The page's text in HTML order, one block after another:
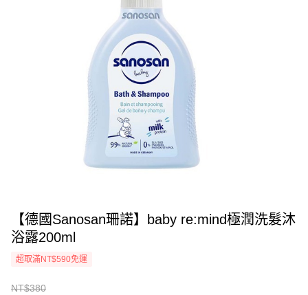
【德國Sanosan珊諾】baby re:mind極潤洗髮沐
浴露200ml
超取滿NT$590免運
NT$380